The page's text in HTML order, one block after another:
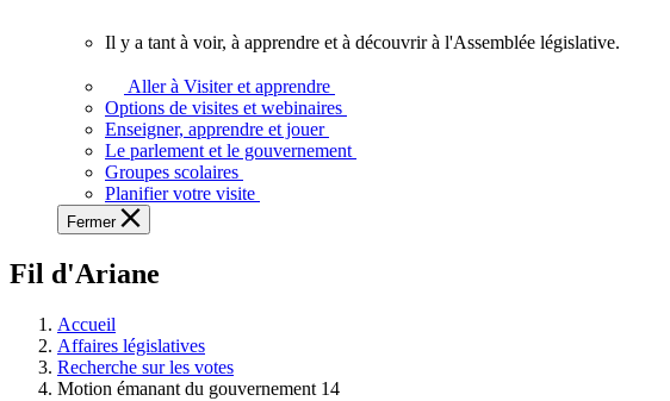
voir,
apprendre
et
découvrir
l'Assemblée
législative.
Il y a tant à voir, à apprendre et à découvrir à l'Assemblée législative.
Aller à Visiter et apprendre
Options de visites et webinaires
Enseigner, apprendre et jouer
Le parlement et le gouvernement
Groupes scolaires
Planifier votre visite
Fermer
Fil d'Ariane
Accueil
Affaires législatives
Recherche sur les votes
Motion émanant du gouvernement 14